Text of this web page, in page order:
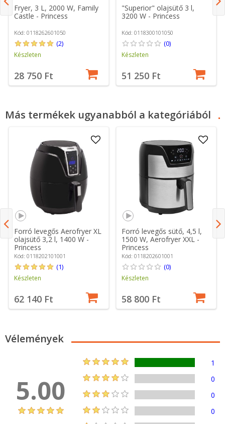
Fryer, 3 L, 2000 W, Family
Castle - Princess
Kód: 0118262601050
(2)
Készleten
28 750 Ft
"Superior" olajsütő 3 l,
3200 W - Princess
Kód: 0118300101050
(0)
Készleten
51 250 Ft
Más termékek ugyanabból a kategóriából
Forró levegős Aerofryer XL
olajsütő 3,2 l, 1400 W -
Princess
Kód: 0118202101001
(1)
Készleten
62 140 Ft
Forró levegős sütő, 4,5 l,
1500 W, Aerofryer XXL -
Princess
Kód: 0118202601001
(0)
Készleten
58 800 Ft
Vélemények
5.00
1
0
0
0